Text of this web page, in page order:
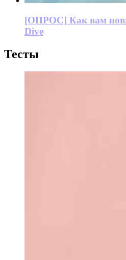
[ОПРОС] Как вам
Dive
Тесты